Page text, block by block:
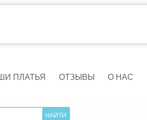
ПЛАТЬЯ ОТЗЫВЫ О НАС